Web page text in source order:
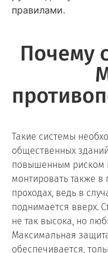
правилами.
Почему
Такие системы
общественных
повышенным риском
монтировать также в
проходах, ведь в
поднимается вверх.
не так высока, но
Максимальная
обеспечивается,